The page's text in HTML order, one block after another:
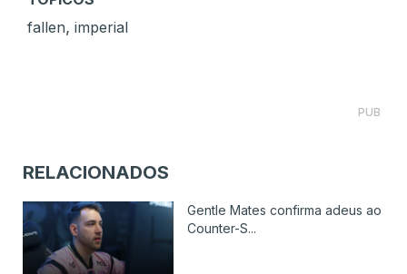
fallen, imperial
PUB
RELACIONADOS
Gentle Mates confirma adeus ao
Counter-S...